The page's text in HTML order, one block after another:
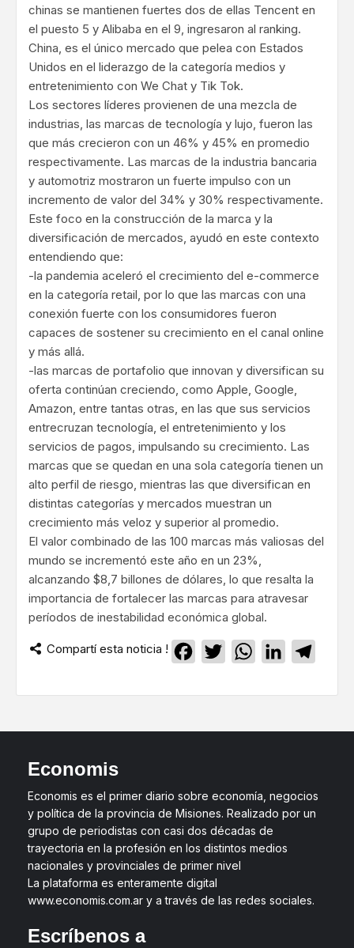
chinas se mantienen fuertes dos de ellas Tencent en
el puesto 5 y Alibaba en el 9, ingresaron al ranking.
China, es el único mercado que pelea con Estados
Unidos en el liderazgo de la categoría medios y
entretenimiento con We Chat y Tik Tok.
Los sectores líderes provienen de una mezcla de
industrias, las marcas de tecnología y lujo, fueron las
que más crecieron con un 46% y 45% en promedio
respectivamente. Las marcas de la industria bancaria
y automotriz mostraron un fuerte impulso con un
incremento de valor del 34% y 30% respectivamente.
Este foco en la construcción de la marca y la
diversificación de mercados, ayudó en este contexto
entendiendo que:
-la pandemia aceleró el crecimiento del e-commerce
en la categoría retail, por lo que las marcas con una
conexión fuerte con los consumidores fueron
capaces de sostener su crecimiento en el canal online
y más allá.
-las marcas de portafolio que innovan y diversifican su
oferta continúan creciendo, como Apple, Google,
Amazon, entre tantas otras, en las que sus servicios
entrecruzan tecnología, el entretenimiento y los
servicios de pagos, impulsando su crecimiento. Las
marcas que se quedan en una sola categoría tienen un
alto perfil de riesgo, mientras las que diversifican en
distintas categorías y mercados muestran un
crecimiento más veloz y superior al promedio.
El valor combinado de las 100 marcas más valiosas del
mundo se incrementó este año en un 23%,
alcanzando $8,7 billones de dólares, lo que resalta la
importancia de fortalecer las marcas para atravesar
períodos de inestabilidad económica global.
Compartí esta noticia ! Facebook
TwitterWhatsApp
LinkedIn
Economis
Economis es el primer diario sobre economía, negocios
y política de la provincia de Misiones. Realizado por un
grupo de periodistas con casi dos décadas de
trayectoria en la profesión en los distintos medios
nacionales y provinciales de primer nivel
La plataforma es enteramente digital
www.economis.com.ar y a través de las redes sociales.
Escríbenos a